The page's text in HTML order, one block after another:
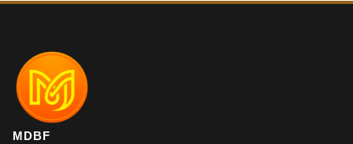
MDBF